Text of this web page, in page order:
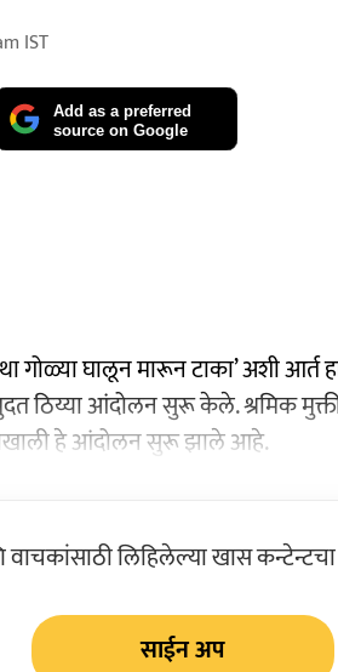
IST
Add as a preferred
source on Google
गोळ्या घालून मारून टाका’ अशी आर्त
ठिय्या आंदोलन सुरू केले. श्रमिक
हे आंदोलन सुरू झाले आहे.
लिहिलेल्या खास
साईन अप